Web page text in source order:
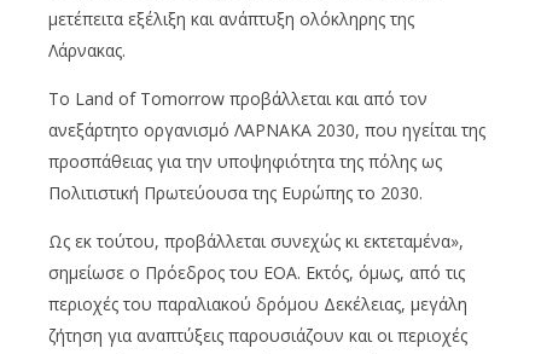
μετέπειτα εξέλιξη και ανάπτυξη ολόκληρης της
Λάρνακας.
Το Land of Tomorrow προβάλλεται και από τον
ανεξάρτητο οργανισμό ΛΑΡΝΑΚΑ 2030, που ηγείται της
προσπάθειας για την υποψηφιότητα της πόλης ως
Πολιτιστική Πρωτεύουσα της Ευρώπης το 2030.
Ως εκ τούτου, προβάλλεται συνεχώς κι εκτεταμένα»,
σημείωσε ο Πρόεδρος του ΕΟΑ. Εκτός, όμως, από τις
περιοχές του παραλιακού δρόμου Δεκέλειας, μεγάλη
ζήτηση για αναπτύξεις παρουσιάζουν και οι περιοχές